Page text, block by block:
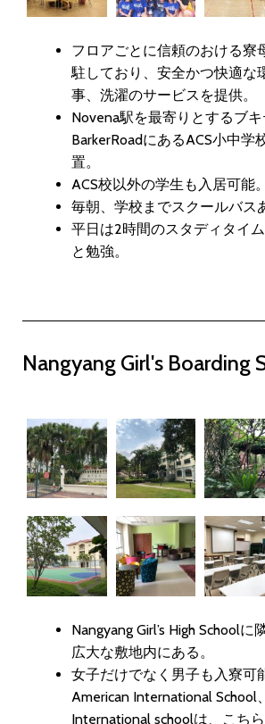
フロアごとに信頼のおける寮
駐しており、安全かつ快適な
事、洗濯のサービスを提供。
Novena駅を最寄りとするブ
BarkerRoadにあるACS小中学
置。
ACS校以外の学生も入居可能。
毎朝、学校までスクールバス
平日は2時間のスタディタイ
と勉強。
Nangyang Girl's Boarding
Nangyang Girl’s High Schoolに
広大な敷地内にある。
女子だけでなく男子も入寮可
American International School
International schoolは、こち